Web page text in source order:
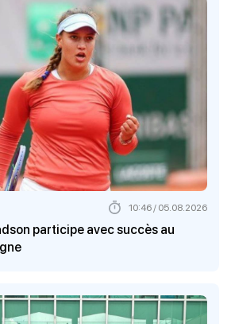
participe avec succès au
10:46 / 05.08.2026